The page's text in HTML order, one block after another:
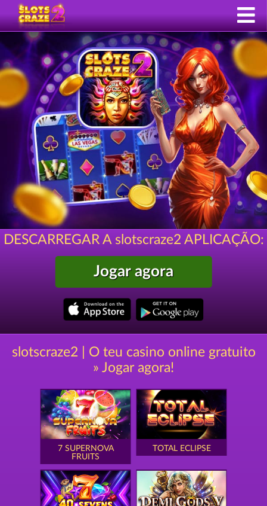
DESCARREGAR A slotscraze2 APLICAÇÃO:
Jogar agora
slotscraze2 | O teu casino online gratuito
» Jogar agora!
7 SUPERNOVA
FRUITS
TOTAL ECLIPSE